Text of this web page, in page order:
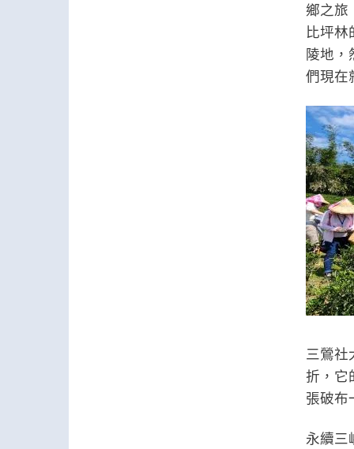
鄉之旅
比坪
陵地，
們現在
三鶯社
折，它
張破布
永續三